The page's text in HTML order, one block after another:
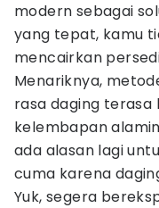
modern sebagai
yang tepat, kamu
mencairkan
Menariknya,
rasa daging
kelembapan
ada alasan lagi
cuma karena
Yuk, segera